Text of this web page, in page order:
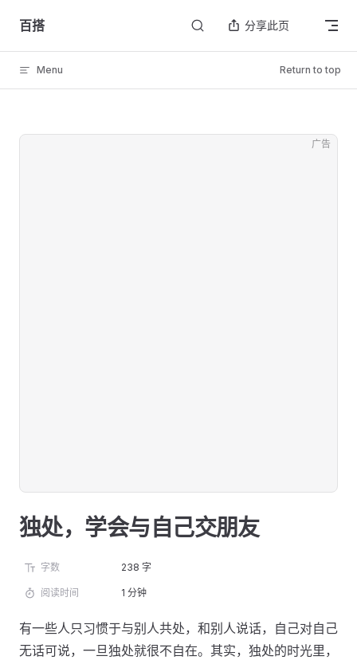
Skip to content
百搭 分享此页
Menu Return to top
广告
独处，学会与自己交朋友
字数 238 字
阅读时间 1 分钟
有一些人只习惯于与别人共处，和别人说话，自己对自己
无话可说，一旦独处就很不自在。其实，独处的时光里，